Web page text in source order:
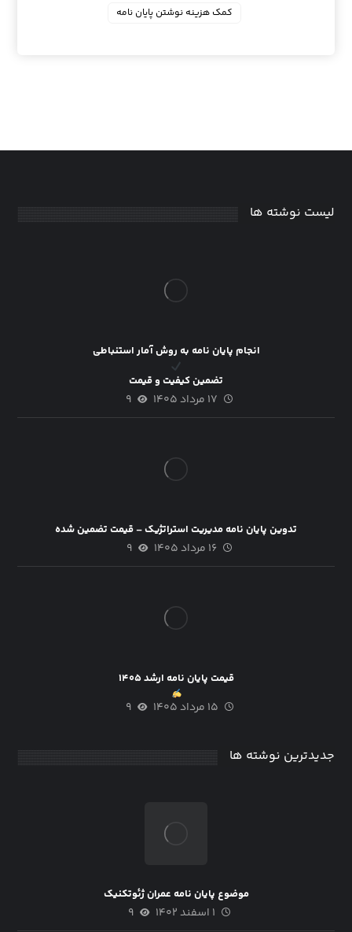
کمک هزینه نوشتن پایان نامه
لیست نوشته ها
انجام پایان نامه به روش آمار استنباطی
تضمین کیفیت و قیمت
۱۷ مرداد ۱۴۰۵ ۹
تدوین پایان نامه مدیریت استراتژیک – قیمت تضمین شده
۱۶ مرداد ۱۴۰۵ ۹
قیمت پایان نامه ارشد ۱۴۰۵
۱۵ مرداد ۱۴۰۵ ۹
جدیدترین نوشته ها
موضوع پایان نامه عمران ژئوتکنیک
۱ اسفند ۱۴۰۲ ۹